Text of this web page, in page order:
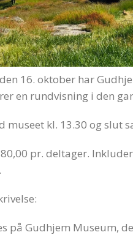
16. oktober har
en rundvisning i den
museet kl. 13.30 og slut
80,00 pr. deltager.
på Gudhjem Museum,